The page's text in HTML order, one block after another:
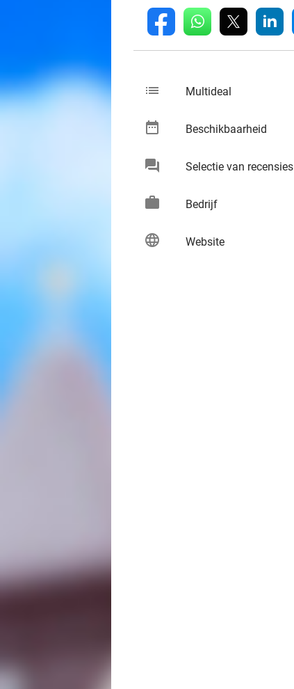
fb whatsapp linkedin
list Multideal
date_range Beschikbaarheid
chat Selectie van recensies
work Bedrijf
language Website